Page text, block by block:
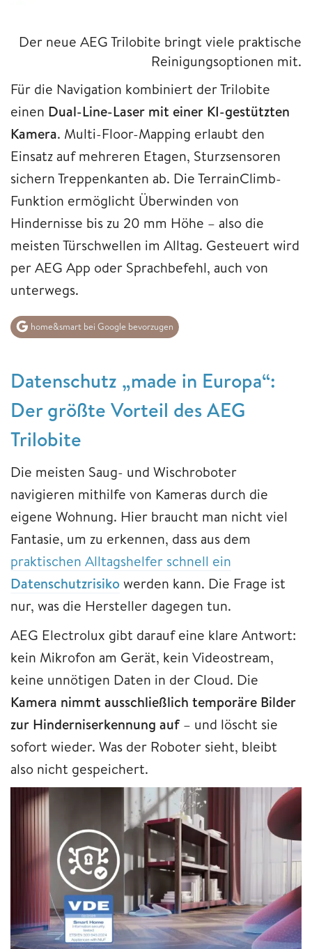
Der neue AEG Trilobite bringt viele praktische
Reinigungsoptionen mit.
Für die Navigation kombiniert der Trilobite
einen Dual-Line-Laser mit einer KI-gestützten
Kamera. Multi-Floor-Mapping erlaubt den
Einsatz auf mehreren Etagen, Sturzsensoren
sichern Treppenkanten ab. Die TerrainClimb-
Funktion ermöglicht Überwinden von
Hindernisse bis zu 20 mm Höhe – also die
meisten Türschwellen im Alltag. Gesteuert wird
per AEG App oder Sprachbefehl, auch von
unterwegs.
home&smart bei Google bevorzugen
Datenschutz „made in Europa“:
Der größte Vorteil des AEG
Trilobite
Die meisten Saug- und Wischroboter
navigieren mithilfe von Kameras durch die
eigene Wohnung. Hier braucht man nicht viel
Fantasie, um zu erkennen, dass aus dem
praktischen Alltagshelfer schnell ein
Datenschutzrisikowerden kann. Die Frage ist
nur, was die Hersteller dagegen tun.
AEG Electrolux gibt darauf eine klare Antwort:
kein Mikrofon am Gerät, kein Videostream,
keine unnötigen Daten in der Cloud. Die
Kamera nimmt ausschließlich temporäre Bilder
zur Hinderniserkennung auf– und löscht sie
sofort wieder. Was der Roboter sieht, bleibt
also nicht gespeichert.